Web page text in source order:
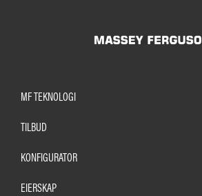
MF TEKNOLOGI
TILBUD
KONFIGURATOR
EIERSKAP